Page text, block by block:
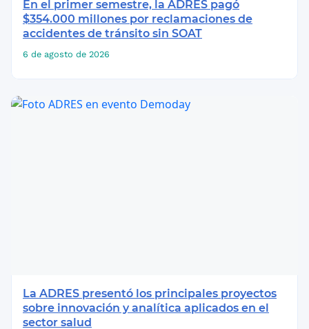
En el primer semestre, la ADRES pagó
$354.000 millones por reclamaciones de
accidentes de tránsito sin SOAT
6 de agosto de 2026
La ADRES presentó los principales proyectos
sobre innovación y analítica aplicados en el
sector salud